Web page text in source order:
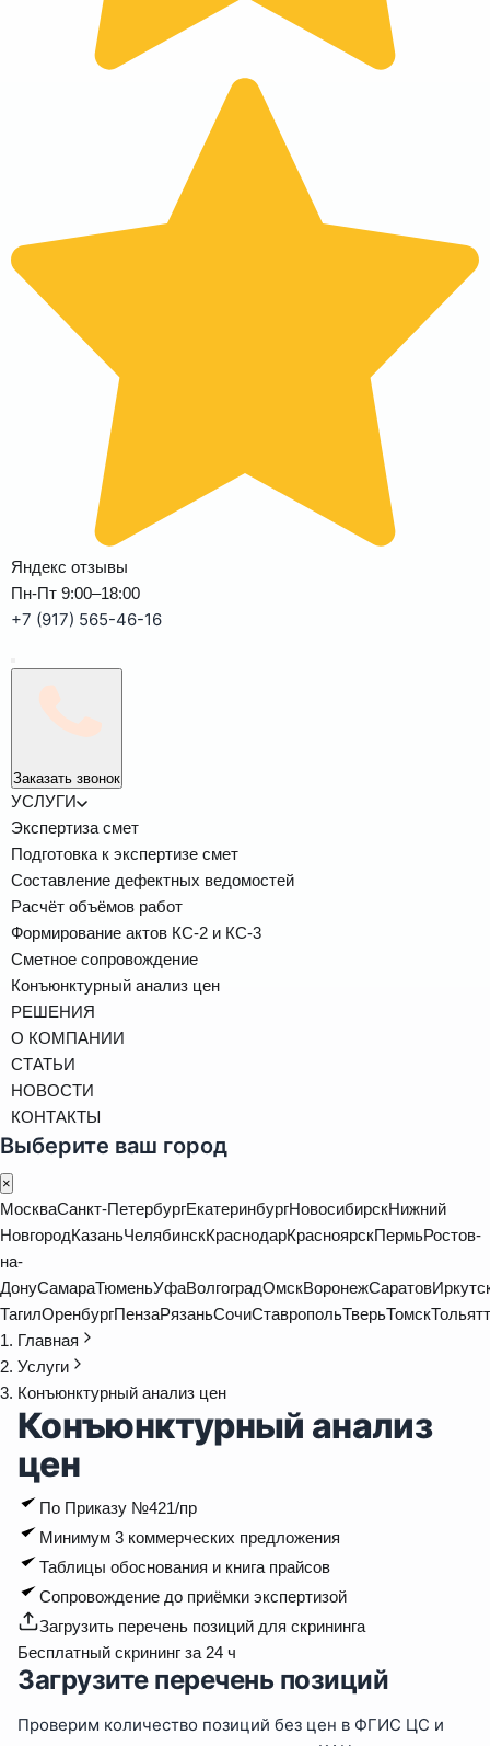
Яндекс отзывы
Пн-Пт 9:00–18:00
+7 (917) 565-46-16
Заказать звонок
УСЛУГИ
Экспертиза смет
Подготовка к экспертизе смет
Составление дефектных ведомостей
Расчёт объёмов работ
Формирование актов КС-2 и КС-3
Сметное сопровождение
Конъюнктурный анализ цен
РЕШЕНИЯ
О КОМПАНИИ
СТАТЬИ
НОВОСТИ
КОНТАКТЫ
Выберите ваш город
×
МоскваСанкт-ПетербургЕкатеринбургНовосибирскНижний
НовгородКазаньЧелябинскКраснодарКрасноярскПермьРостов-
на-
ДонуСамараТюменьУфаВолгоградОмскВоронежСаратов
ТагилОренбургПензаРязаньСочиСтавропольТверьТомск
Главная
Услуги
Конъюнктурный анализ цен
Конъюнктурный анализ
цен
По Приказу №421/пр
Минимум 3 коммерческих предложения
Таблицы обоснования и книга прайсов
Сопровождение до приёмки экспертизой
Загрузить перечень позиций для скрининга
Бесплатный скрининг за 24 ч
Загрузите перечень позиций
Проверим количество позиций без цен в ФГИС ЦС и